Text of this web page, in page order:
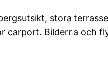
stora
Bilderna och